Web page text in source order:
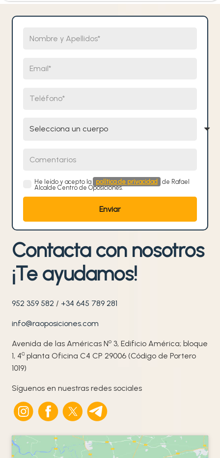
He leído y acepto la política de privacidad
de Rafael
Alcalde Centro de Oposiciones.
Contacta con nosotros
¡Te ayudamos!
952 359 582 / +34 645 789 281
info@raoposiciones.com
Avenida de las Américas No 3, Edificio América; bloque
1, 4ª planta Oficina C4 CP 29006 (Código de Portero
1019)
Síguenos en nuestras redes sociales